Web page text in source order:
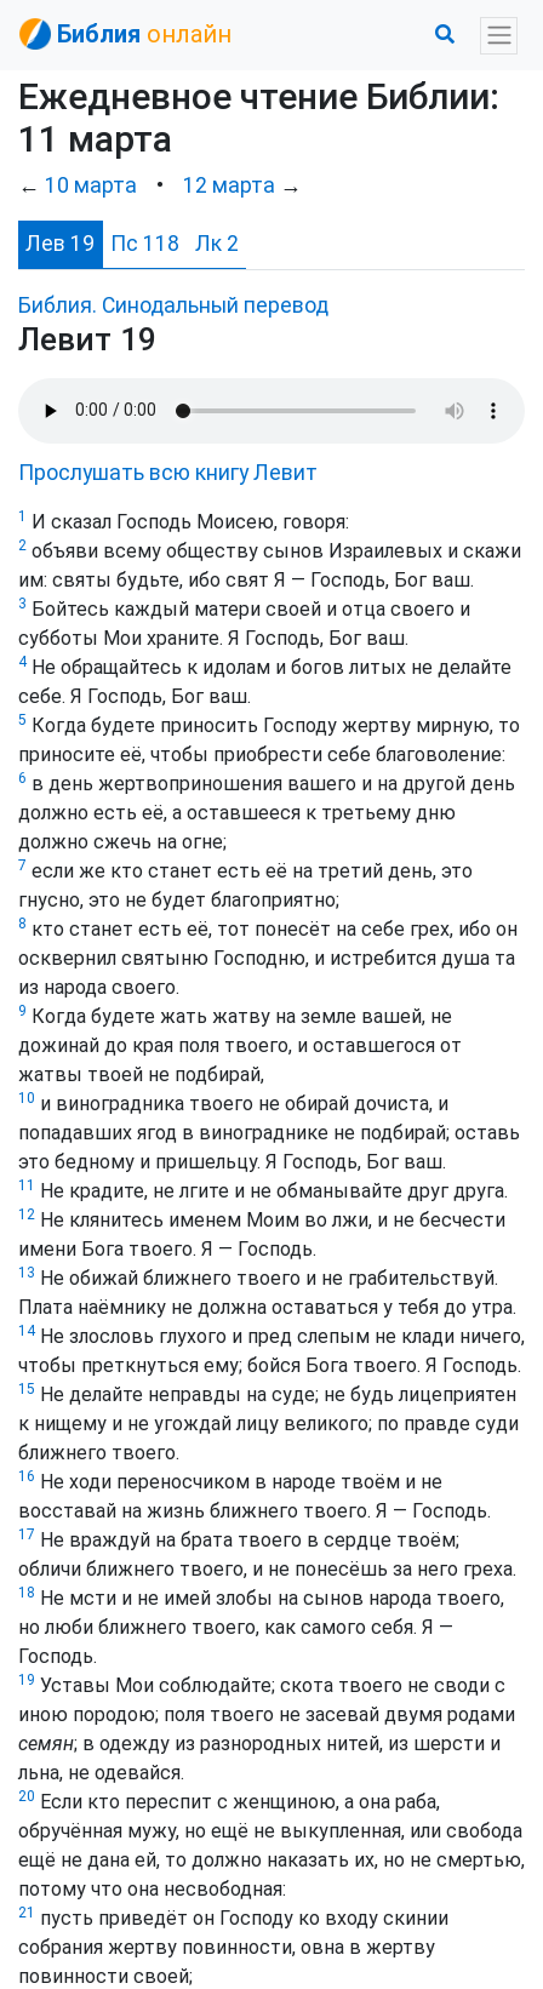
Библия онлайн
Ежедневное чтение Библии:
11 марта
← 10 марта • 12 марта →
Лев 19 Пс 118 Лк 2
Библия. Синодальный перевод
Левит 19
Прослушать всю книгу Левит
1 И сказал Господь Моисею, говоря:
2 объяви всему обществу сынов Израилевых и скажи
им: святы будьте, ибо свят Я — Господь, Бог ваш.
3 Бойтесь каждый матери своей и отца своего и
субботы Мои храните. Я Господь, Бог ваш.
4Не обращайтесь к идолам и богов литых не делайте
себе. Я Господь, Бог ваш.
5 Когда будете приносить Господу жертву мирную, то
приносите её, чтобы приобрести себе благоволение:
6 в день жертвоприношения вашего и на другой день
должно есть её, а оставшееся к третьему дню
должно сжечь на огне;
7 если же кто станет есть её на третий день, это
гнусно, это не будет благоприятно;
8 кто станет есть её, тот понесёт на себе грех, ибо он
осквернил святыню Господню, и истребится душа та
из народа своего.
9 Когда будете жать жатву на земле вашей, не
дожинай до края поля твоего, и оставшегося от
жатвы твоей не подбирай,
10 и виноградника твоего не обирай дочиста, и
попадавших ягод в винограднике не подбирай; оставь
это бедному и пришельцу. Я Господь, Бог ваш.
11 Не крадите, не лгите и не обманывайте друг друга.
12 Не клянитесь именем Моим во лжи, и не бесчести
имени Бога твоего. Я — Господь.
13 Не обижай ближнего твоего и не грабительствуй.
Плата наёмнику не должна оставаться у тебя до утра.
14Не злословь глухого и пред слепым не клади ничего,
чтобы преткнуться ему; бойся Бога твоего. Я Господь.
15 Не делайте неправды на суде; не будь лицеприятен
к нищему и не угождай лицу великого; по правде суди
ближнего твоего.
16 Не ходи переносчиком в народе твоём и не
восставай на жизнь ближнего твоего. Я — Господь.
17 Не враждуй на брата твоего в сердце твоём;
обличи ближнего твоего, и не понесёшь за него греха.
18 Не мсти и не имей злобы на сынов народа твоего,
но люби ближнего твоего, как самого себя. Я —
Господь.
19 Уставы Мои соблюдайте; скота твоего не своди с
иною породою; поля твоего не засевай двумя родами
семян; в одежду из разнородных нитей, из шерсти и
льна, не одевайся.
20 Если кто переспит с женщиною, а она раба,
обручённая мужу, но ещё не выкупленная, или свобода
ещё не дана ей, то должно наказать их, но не смертью,
потому что она несвободная:
21 пусть приведёт он Господу ко входу скинии
собрания жертву повинности, овна в жертву
повинности своей;